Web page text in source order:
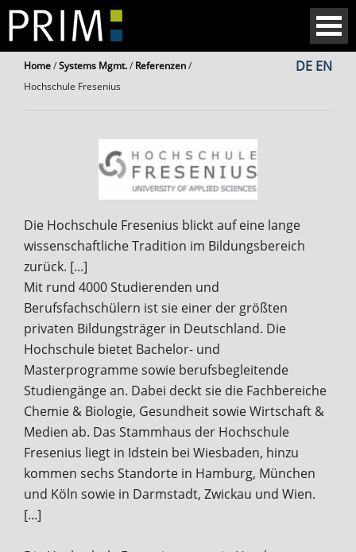
Home/Systems Mgmt./ Referenzen/
Hochschule Fresenius
DE EN
Die Hochschule Fresenius blickt auf eine lange
wissenschaftliche Tradition im Bildungsbereich
zurück. [...]
Mit rund 4000 Studierenden und
Berufsfachschülern ist sie einer der größten
privaten Bildungsträger in Deutschland. Die
Hochschule bietet Bachelor- und
Masterprogramme sowie berufsbegleitende
Studiengänge an. Dabei deckt sie die Fachbereiche
Chemie & Biologie, Gesundheit sowie Wirtschaft &
Medien ab. Das Stammhaus der Hochschule
Fresenius liegt in Idstein bei Wiesbaden, hinzu
kommen sechs Standorte in Hamburg, München
und Köln sowie in Darmstadt, Zwickau und Wien.
[...]